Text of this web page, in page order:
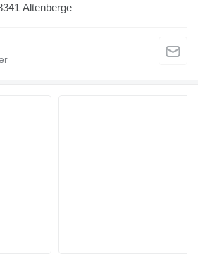
Altenberge